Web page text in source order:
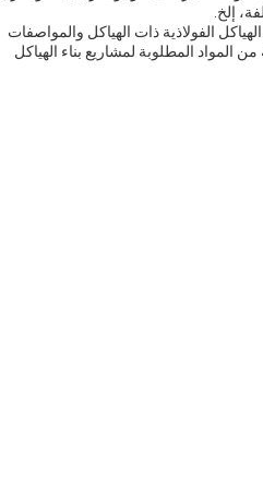
إلخ.
الفولاذية ذات الهياكل والمواصفات
المواد المطلوبة لمشاريع بناء الهياكل